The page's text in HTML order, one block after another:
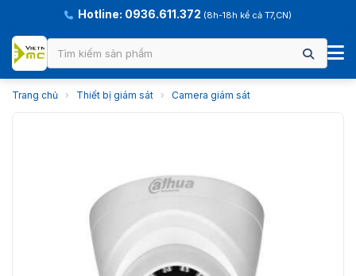
Hotline: 0936.611.372 (8h-18h kể cả T7,CN)
Trang chủ › Thiết bị giám sát › Camera giám sát